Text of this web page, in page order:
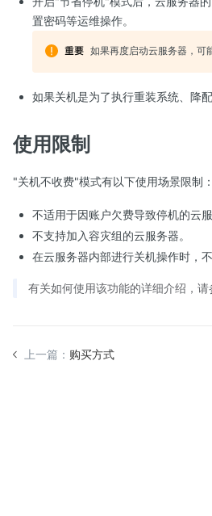
置密码等运维操作。
如果再度启动云服务器，可
如果关机是为了执行重装系统、降
使用限制
"关机不收费"模式有以下使用场景限制：
不适用于因账户欠费导致停机的云服
不支持加入容灾组的云服务器。
在云服务器内部进行关机操作时，不
有关如何使用该功能的详细介绍，请
上一篇： 购买方式